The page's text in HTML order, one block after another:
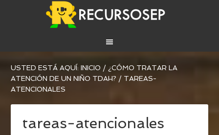
USTED ESTÁ AQUÍ:INICIO / ¿CÓMO TRATAR LA
ATENCIÓN DE UN NIÑO TDAH? / TAREAS-
ATENCIONALES
tareas-atencionales